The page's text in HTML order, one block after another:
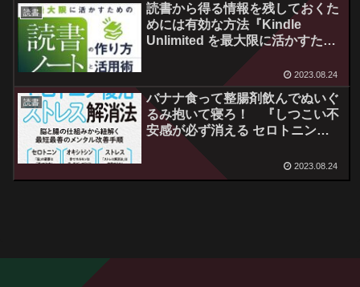
読書
読書から得る情報を残しておくた
めには有効な方法『Kindle
Unlimited を最大限に活かすため
の読書ノートの作り方と活用術』
2023.08.24
読書
バナナ食って整腸剤飲んでぬいぐ
るみ抱いて寝ろ！ 『しつこい不
安感が必ず消える セロトニン復
活ストレス解消法』読後感
2023.08.24